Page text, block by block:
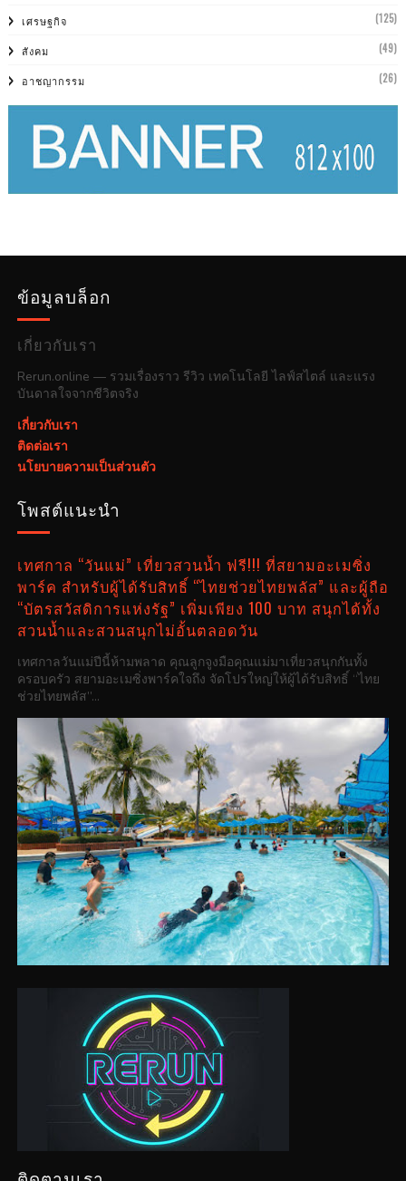
เศรษฐกิจ (125)
สังคม (49)
อาชญากรรม (26)
ข้อมูลบล็อก
เกี่ยวกับเรา
Rerun.online — รวมเรื่องราว รีวิว เทคโนโลยี ไลฟ์สไตล์ และแรง
บันดาลใจจากชีวิตจริง
เกี่ยวกับเรา
ติดต่อเรา
นโยบายความเป็นส่วนตัว
โพสต์แนะนำ
เทศกาล “วันแม่” เที่ยวสวนน้ำ ฟรี!!! ที่สยามอะเมซิ่ง
พาร์ค สำหรับผู้ได้รับสิทธิ์ “ไทยช่วยไทยพลัส” และผู้ถือ
“บัตรสวัสดิการแห่งรัฐ” เพิ่มเพียง 100 บาท สนุกได้ทั้ง
สวนน้ำและสวนสนุกไม่อั้นตลอดวัน
เทศกาลวันแม่ปีนี้ห้ามพลาด คุณลูกจูงมือคุณแม่มาเที่ยวสนุกกันทั้ง
ครอบครัว สยามอะเมซิ่งพาร์คใจถึง จัดโปรใหญ่ให้ผู้ได้รับสิทธิ์ “ไทย
ช่วยไทยพลัส”...